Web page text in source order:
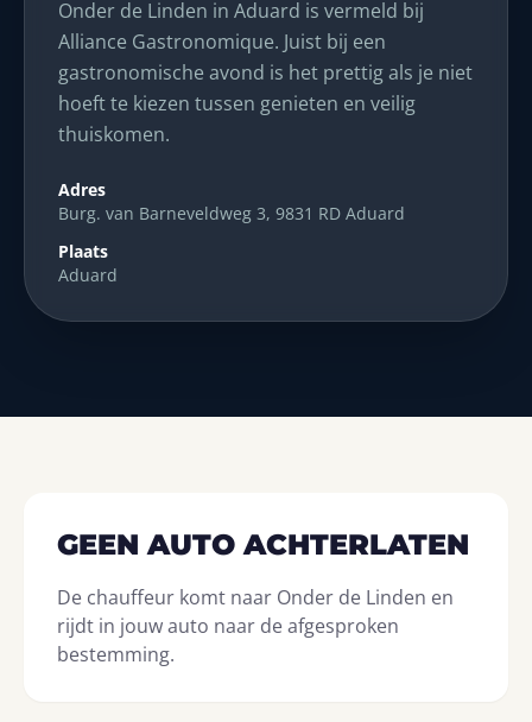
Onder de Linden in Aduard is vermeld bij
Alliance Gastronomique. Juist bij een
gastronomische avond is het prettig als je niet
hoeft te kiezen tussen genieten en veilig
thuiskomen.
Adres
Burg. van Barneveldweg 3, 9831 RD Aduard
Plaats
Aduard
GEEN AUTO ACHTERLATEN
De chauffeur komt naar Onder de Linden en
rijdt in jouw auto naar de afgesproken
bestemming.